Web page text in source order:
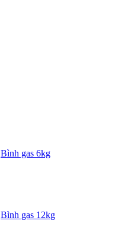
Bình gas 6kg
Bình gas 12kg